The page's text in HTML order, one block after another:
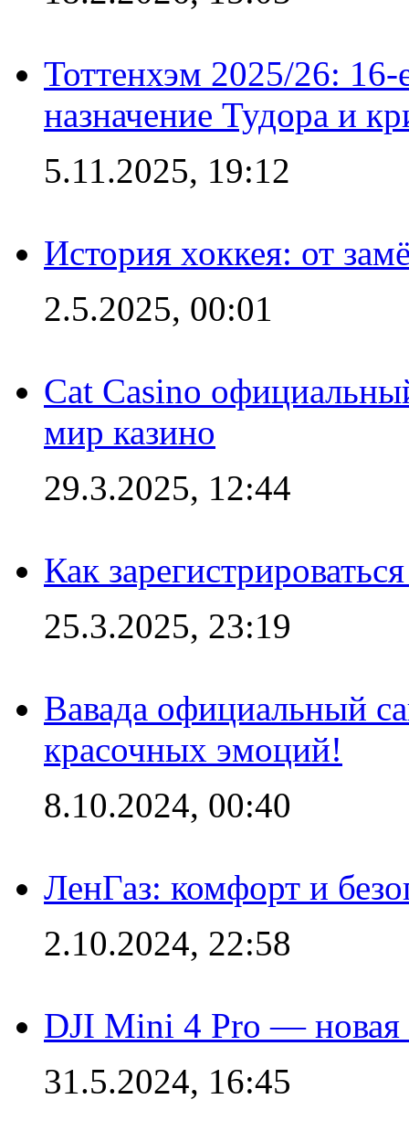
Тоттенхэм 2025/26:
назначение Тудора и
5.11.2025, 19:12
История хоккея: от
2.5.2025, 00:01
Cat Casino
мир казино
29.3.2025, 12:44
Как
25.3.2025, 23:19
Вавада официальный
красочных эмоций!
8.10.2024, 00:40
ЛенГаз: комфорт и
2.10.2024, 22:58
DJI Mini 4 Pro — новая
31.5.2024, 16:45